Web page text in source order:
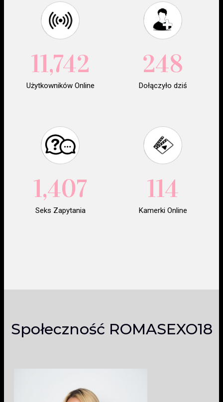
Użytkowników Online
11,742
Dołączyło dziś
248
Seks Zapytania
1,407
Kamerki Online
114
Społeczność ROMASEXO18